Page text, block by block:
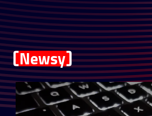
Newsy